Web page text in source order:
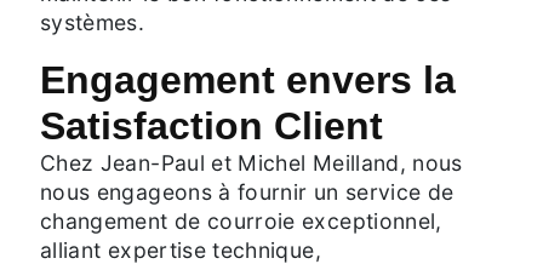
systèmes.
Engagement envers la
Satisfaction Client
Chez Jean-Paul et Michel Meilland, nous
nous engageons à fournir un service de
changement de courroie exceptionnel,
alliant expertise technique,